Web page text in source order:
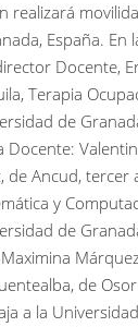
realizará
España. En
Docente,
Terapia
de
de Ancud, tercer
y
de
de
a la